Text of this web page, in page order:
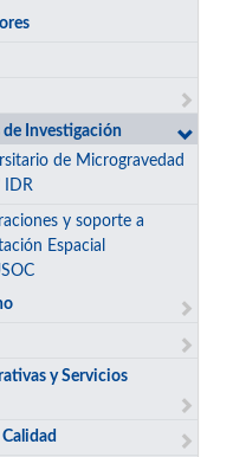
Investigación
de Microgravedad
IDR
y soporte a
Espacial
y Servicios